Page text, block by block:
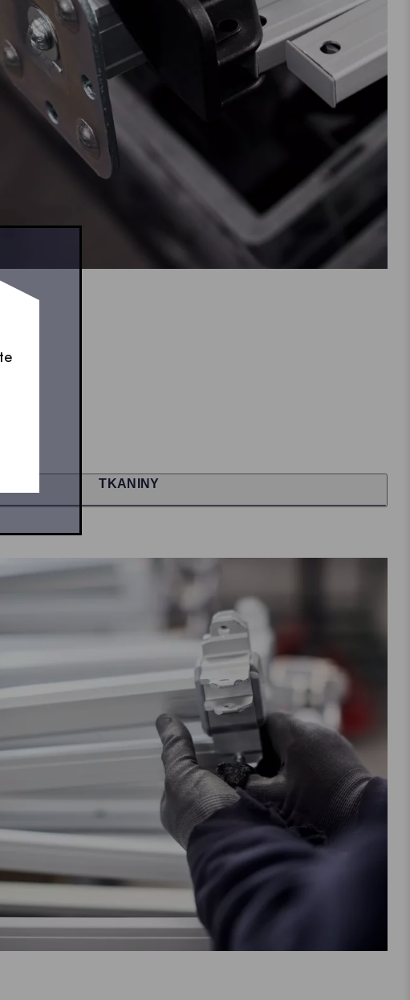
TKANINY